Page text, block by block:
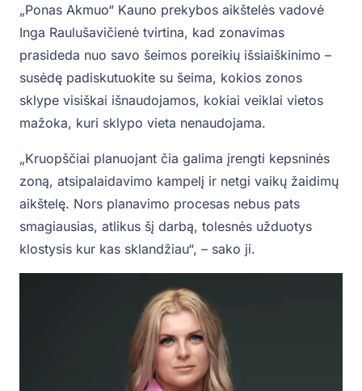
„Ponas Akmuo“ Kauno prekybos aikštelės vadovė
Inga Raulušavičienė tvirtina, kad zonavimas
prasideda nuo savo šeimos poreikių išsiaiškinimo –
susėdę padiskutuokite su šeima, kokios zonos
sklype visiškai išnaudojamos, kokiai veiklai vietos
mažoka, kuri sklypo vieta nenaudojama.
„Kruopščiai planuojant čia galima įrengti kepsninės
zoną, atsipalaidavimo kampelį ir netgi vaikų žaidimų
aikštelę. Nors planavimo procesas nebus pats
smagiausias, atlikus šį darbą, tolesnės užduotys
klostysis kur kas sklandžiau“, – sako ji.